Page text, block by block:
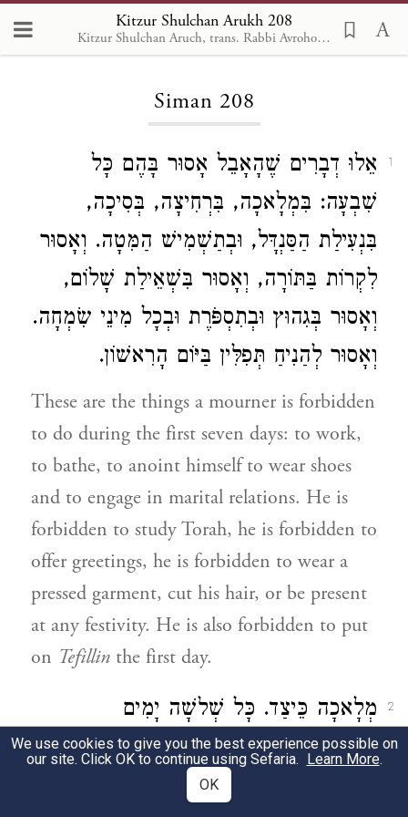
Kitzur Shulchan Arukh 208
Kitzur Shulchan Aruch, trans. Rabbi Avrohom Davis, Metsudah Pub., 1996
Loading...
Siman 208
1
אֵלוּ דְבָרִים שֶׁהָאָבֵל אָסוּר בָּהֶם כָּל
שִׁבְעָה: בִּמְלָאכָה, בִּרְחִיצָה, בְּסִיכָה,
בִּנְעִילַת הַסַּנְדָּל, וּבְתַשְׁמִישׁ הַמִּטָה. וְאָסוּר
לִקְרוֹת בַּתּוֹרָה, וְאָסוּר בִּשְׁאֵילַת שָׁלוֹם,
וְאָסוּר בְּגִהוּץ וּבְתִסְפֹּרֶת וּבְכָל מִינֵי שִׂמְחָה.
וְאָסוּר לְהַנִיחַ תְּפִלִּין בַּיּוֹם הָרִאשׁוֹן.
These are the things a mourner is forbidden
to do during the first seven days: to work,
to bathe, to anoint himself to wear shoes
and to engage in marital relations. He is
forbidden to study Torah, he is forbidden to
offer greetings, he is forbidden to wear a
pressed garment, cut his hair, or be present
at any festivity. He is also forbidden to put
on Tefillin the first day.
2
מְלָאכָה כֵּיצַד. כָּל שְׁלשָׁה יָמִים
הָרִאשׁוֹנִים, אָסוּר בִּמְלָאכָה, אֲפִלּוּ הוּא עָנִי
הַמִּתְפַּרְנֵס מִן הַצְדָקָה. מִיּוֹם הָרְבִיעִי
We use cookies to give you the best experience possible on
our site. Click OK to continue using Sefaria. Learn More.
OK